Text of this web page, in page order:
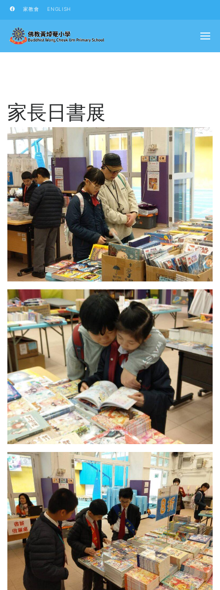
家教會 ENGLISH
家長日書展